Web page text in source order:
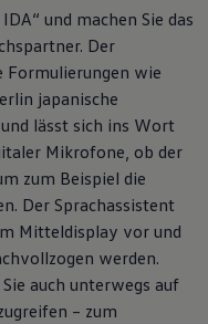
und machen Sie das
Der
Formulierungen wie
japanische
lässt sich ins Wort
Mikrofone, ob der
zum Beispiel die
Der Sprachassistent
Mitteldisplay vor und
werden.
auch unterwegs auf
– zum